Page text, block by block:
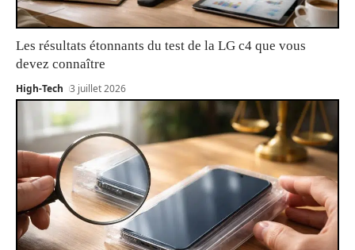
Les résultats étonnants du test de la LG c4 que vous
devez connaître
High-Tech 3 juillet 2026